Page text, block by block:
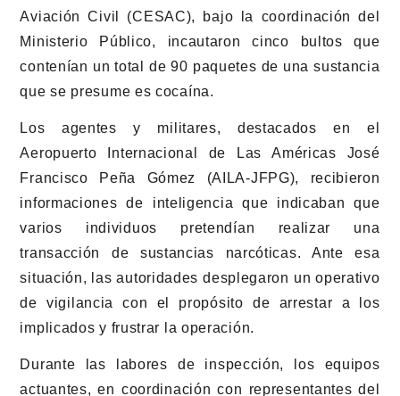
Aviación Civil (CESAC), bajo la coordinación del
Ministerio Público, incautaron cinco bultos que
contenían un total de 90 paquetes de una sustancia
que se presume es cocaína.
Los agentes y militares, destacados en el
Aeropuerto Internacional de Las Américas José
Francisco Peña Gómez (AILA-JFPG), recibieron
informaciones de inteligencia que indicaban que
varios individuos pretendían realizar una
transacción de sustancias narcóticas. Ante esa
situación, las autoridades desplegaron un operativo
de vigilancia con el propósito de arrestar a los
implicados y frustrar la operación.
Durante las labores de inspección, los equipos
actuantes, en coordinación con representantes del